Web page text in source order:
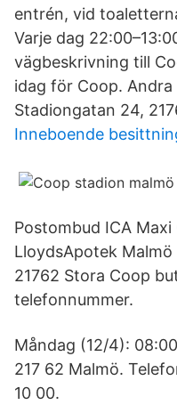
entrén, vid
Varje dag
vägbeskrivning till
idag för Coop.
Stadiongatan 24,
Inneboende
Postombud ICA
LloydsApotek
21762 Stora Coop
telefonnummer.
Måndag (12/4):
217 62 Malmö.
10 00.